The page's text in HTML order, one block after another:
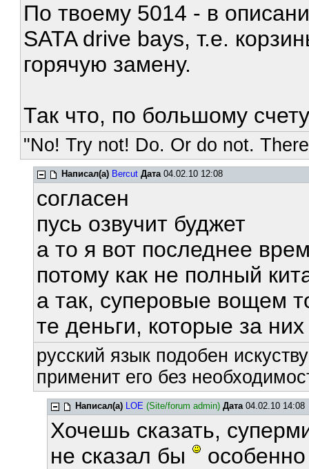
По твоему 5014 - в
SATA drive bays, т.е.
горячую замену.
Так что, по большому
"No! Try not! Do. Or do not.
Написал(а) Bercut Дата04.02.10 12:08
согласен
пусь озвучит буджет
а то я вот последнее
потому как не полный
а так, суперовые вощем
те деньги, которые за
русский язык подобен
применит его без
Написал(а) LOE (Site/forum admin) Дата04.02.10 14:08
Хочешь сказать,
не сказал бы